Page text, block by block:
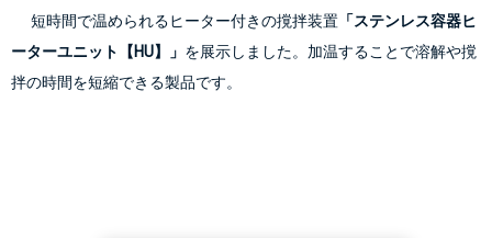
      短時間で温められるヒーター付きの撹拌装置
「ステンレス容器ヒ
ーターユニット【HU】」 を展示しました。加温することで溶解や撹
拌の時間を短縮できる製品です。